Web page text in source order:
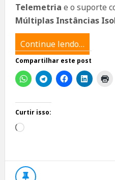
Telemetria e o suporte
Múltiplas Instâncias
Continue lendo…
Compartilhar este post
Curtir isso:
Carregando...